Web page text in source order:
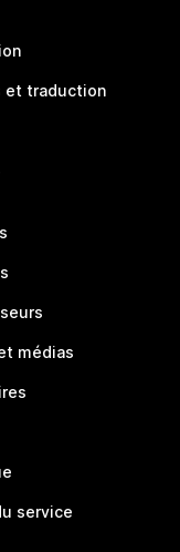
et traduction
médias
service